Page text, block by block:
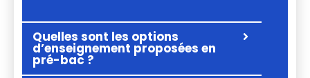
Quelles sont les options
d’enseignement proposées en
pré-bac ?